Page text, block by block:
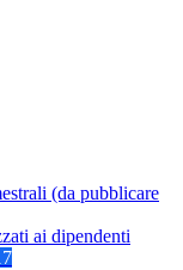
(da pubblicare
ai dipendenti